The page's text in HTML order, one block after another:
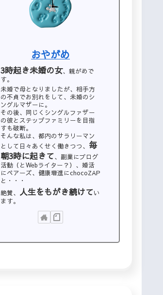
おやがめ
3時起き未婚の女、親がめで
す。
未婚で母となりましたが、相手方
の不貞でお別れをして、未婚のシ
ングルマザーに。
その後、同じくシングルファザー
の彼とステップファミリーを目指
すも破断。
そんな私は、都内のサラリーマン
として日々あくせく働きつつ、 毎
朝3時に起きて、副業にブログ
活動（とWebライター？）、婚活
にペアーズ、健康増進にchocoZAP
と・・・
絶賛、 人生をもがき続けてい
ます。